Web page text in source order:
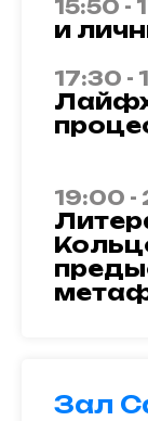
15:50 -
и
17:30 -
19:00 -
Зал